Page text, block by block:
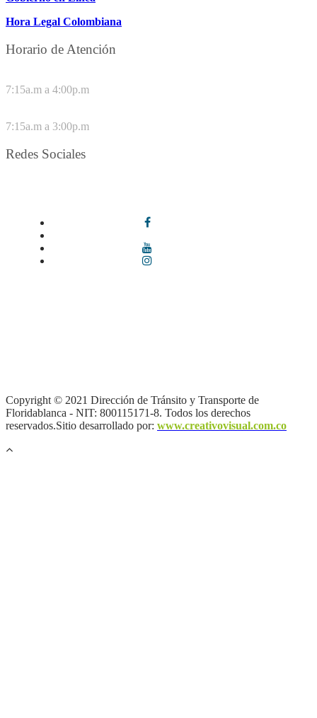
Hora Legal Colombiana
Horario de Atención
7:15a.m a 4:00p.m
7:15a.m a 3:00p.m
Redes Sociales
Copyright © 2021 Dirección de Tránsito y Transporte de
Floridablanca - NIT: 800115171-8. Todos los derechos
reservados.Sitio desarrollado por: www.creativovisual.com.co